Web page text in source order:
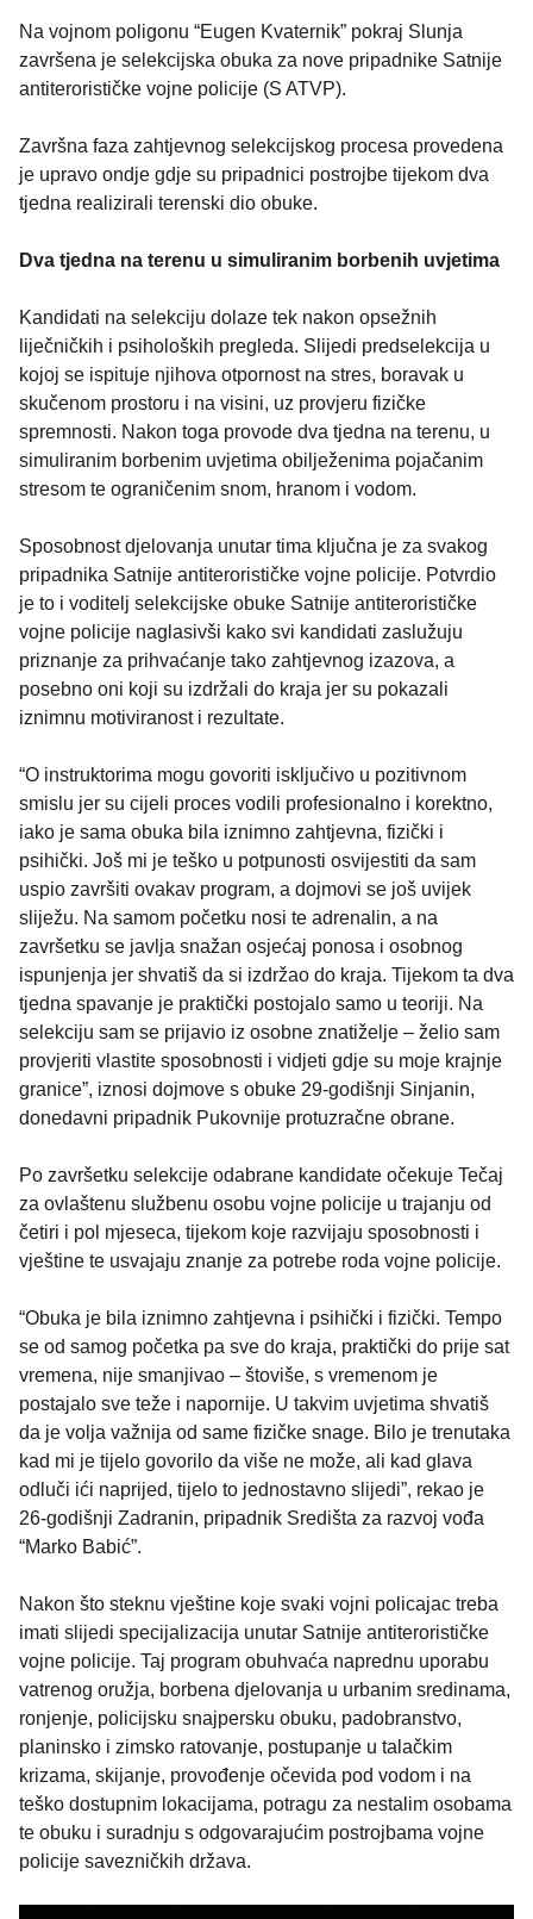
Na vojnom poligonu “Eugen Kvaternik” pokraj Slunja
završena je selekcijska obuka za nove pripadnike Satnije
antiterorističke vojne policije (S ATVP).
Završna faza zahtjevnog selekcijskog procesa provedena
je upravo ondje gdje su pripadnici postrojbe tijekom dva
tjedna realizirali terenski dio obuke.
Dva tjedna na terenu u simuliranim borbenih uvjetima
Kandidati na selekciju dolaze tek nakon opsežnih
liječničkih i psiholoških pregleda. Slijedi predselekcija u
kojoj se ispituje njihova otpornost na stres, boravak u
skučenom prostoru i na visini, uz provjeru fizičke
spremnosti. Nakon toga provode dva tjedna na terenu, u
simuliranim borbenim uvjetima obilježenima pojačanim
stresom te ograničenim snom, hranom i vodom.
Sposobnost djelovanja unutar tima ključna je za svakog
pripadnika Satnije antiterorističke vojne policije. Potvrdio
je to i voditelj selekcijske obuke Satnije antiterorističke
vojne policije naglasivši kako svi kandidati zaslužuju
priznanje za prihvaćanje tako zahtjevnog izazova, a
posebno oni koji su izdržali do kraja jer su pokazali
iznimnu motiviranost i rezultate.
“O instruktorima mogu govoriti isključivo u pozitivnom
smislu jer su cijeli proces vodili profesionalno i korektno,
iako je sama obuka bila iznimno zahtjevna, fizički i
psihički. Još mi je teško u potpunosti osvijestiti da sam
uspio završiti ovakav program, a dojmovi se još uvijek
sliježu. Na samom početku nosi te adrenalin, a na
završetku se javlja snažan osjećaj ponosa i osobnog
ispunjenja jer shvatiš da si izdržao do kraja. Tijekom ta dva
tjedna spavanje je praktički postojalo samo u teoriji. Na
selekciju sam se prijavio iz osobne znatiželje – želio sam
provjeriti vlastite sposobnosti i vidjeti gdje su moje krajnje
granice”, iznosi dojmove s obuke 29-godišnji Sinjanin,
donedavni pripadnik Pukovnije protuzračne obrane.
Po završetku selekcije odabrane kandidate očekuje Tečaj
za ovlaštenu službenu osobu vojne policije u trajanju od
četiri i pol mjeseca, tijekom koje razvijaju sposobnosti i
vještine te usvajaju znanje za potrebe roda vojne policije.
“Obuka je bila iznimno zahtjevna i psihički i fizički. Tempo
se od samog početka pa sve do kraja, praktički do prije sat
vremena, nije smanjivao – štoviše, s vremenom je
postajalo sve teže i napornije. U takvim uvjetima shvatiš
da je volja važnija od same fizičke snage. Bilo je trenutaka
kad mi je tijelo govorilo da više ne može, ali kad glava
odluči ići naprijed, tijelo to jednostavno slijedi”, rekao je
26-godišnji Zadranin, pripadnik Središta za razvoj vođa
“Marko Babić”.
Nakon što steknu vještine koje svaki vojni policajac treba
imati slijedi specijalizacija unutar Satnije antiterorističke
vojne policije. Taj program obuhvaća naprednu uporabu
vatrenog oružja, borbena djelovanja u urbanim sredinama,
ronjenje, policijsku snajpersku obuku, padobranstvo,
planinsko i zimsko ratovanje, postupanje u talačkim
krizama, skijanje, provođenje očevida pod vodom i na
teško dostupnim lokacijama, potragu za nestalim osobama
te obuku i suradnju s odgovarajućim postrojbama vojne
policije savezničkih država.